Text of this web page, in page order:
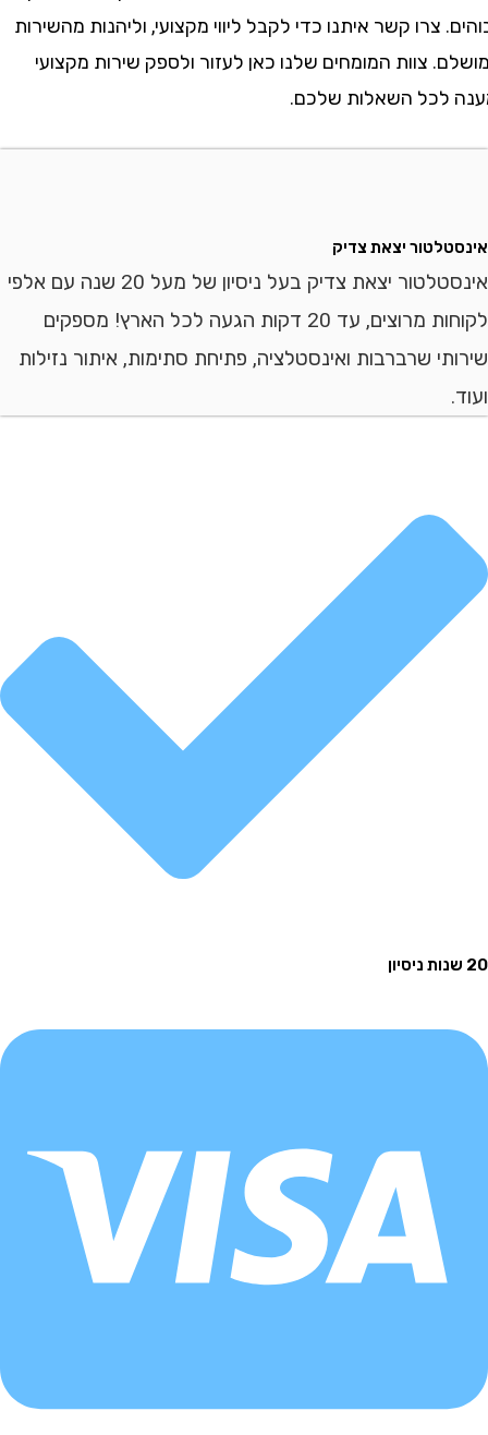
צרו קשר איתנו כדי לקבל ליווי מקצועי, וליהנות מהשירות
צוות המומחים שלנו כאן לעזור ולספק שירות מקצועי
לכל השאלות שלכם.
יצאת צדיק
אינסטלטור יצאת צדיק בעל ניסיון של מעל 20 שנה עם אלפי
לקוחות מרוצים, עד 20 דקות הגעה לכל הארץ! מספקים
שרברבות ואינסטלציה, פתיחת סתימות, איתור נזילות